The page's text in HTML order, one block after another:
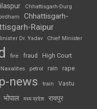
Chhattisgarh-Durg
Chhattisgarh-
Raipur
Dr. Yadav Chief Minister
fire fraud High Court
Naxalites petrol rain rape
news train Vastu
भोपाल मध्य प्रदेश रायपुर